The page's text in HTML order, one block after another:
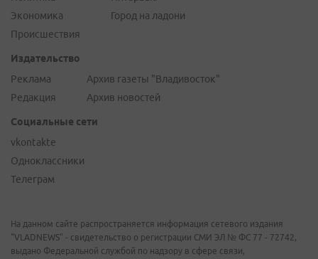
Экономика
Происшествия
Город на ладони
Издательство
Реклама
Редакция
Архив газеты "Владивосток"
Архив новостей
Социальные сети
vkontakte
Одноклассники
Телеграм
На данном сайте распространяется информация сетевого издания
"VLADNEWS" - свидетельство о регистрации СМИ ЭЛ № ФС 77 - 72742,
выдано Федеральной службой по надзору в сфере связи,